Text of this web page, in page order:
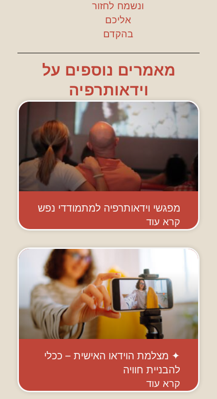
ונשמח לחזור
אליכם
בהקדם
מאמרים נוספים על
וידאותרפיה
מפגשי וידאותרפיה למתמודדי נפש
קרא עוד
✦ מצלמת הוידאו האישית – ככלי
להבניית חוויה
קרא עוד